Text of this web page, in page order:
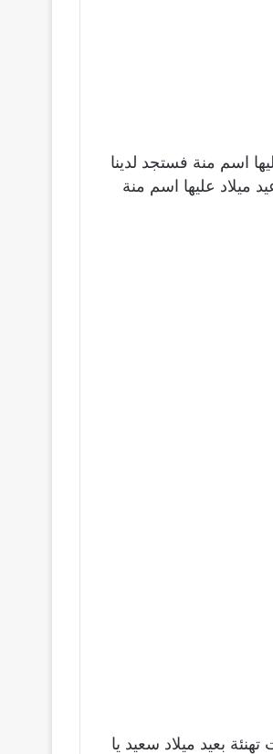
اسم منة فستجد لدينا
ميلاد عليها اسم منة
بعيد ميلاد سعيد يا